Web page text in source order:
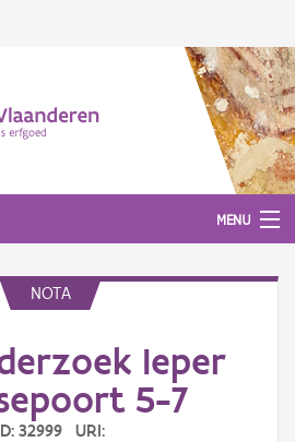
MENU
NOTA
Ieper
5-7
32999 URI: